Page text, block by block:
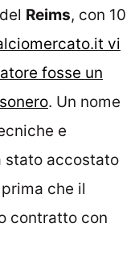
Reims, con 10
vi
fosse un
. Un nome
e
stato accostato
che il
contratto con